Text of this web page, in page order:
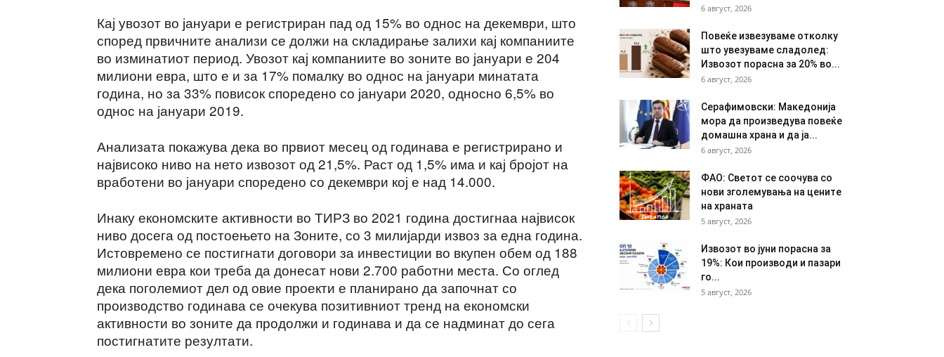
Кај увозот во јануари е регистриран пад од 15% во однос на декември, што
според првичните анализи се должи на складирање залихи кај компаниите
во изминатиот период. Увозот кај компаниите во зоните во јануари е 204
милиони евра, што е и за 17% помалку во однос на јануари минатата
година, но за 33% повисок споредено со јануари 2020, односно 6,5% во
однос на јануари 2019.
Анализата покажува дека во првиот месец од годинава е регистрирано и
највисоко ниво на нето извозот од 21,5%. Раст од 1,5% има и кај бројот на
вработени во јануари споредено со декември кој е над 14.000.
Инаку економските активности во ТИРЗ во 2021 година достигнаа највисок
ниво досега од постоењето на Зоните, со 3 милијарди извоз за една година.
Истовремено се постигнати договори за инвестиции во вкупен обем од 188
милиони евра кои треба да донесат нови 2.700 работни места. Со оглед
дека поголемиот дел од овие проекти е планирано да започнат со
производство годинава се очекува позитивниот тренд на економски
активности во зоните да продолжи и годинава и да се надминат до сега
постигнатите резултати.
6 август, 2026
Повеќе извезуваме отколку
што увезуваме сладолед:
Извозот порасна за 20% во...
6 август, 2026
Серафимовски: Македонија
мора да произведува повеќе
домашна храна и да ја...
6 август, 2026
ФАО: Светот се соочува со
нови зголемувања на цените
на храната
5 август, 2026
Извозот во јуни порасна за
19%: Кои производи и пазари
го...
5 август, 2026